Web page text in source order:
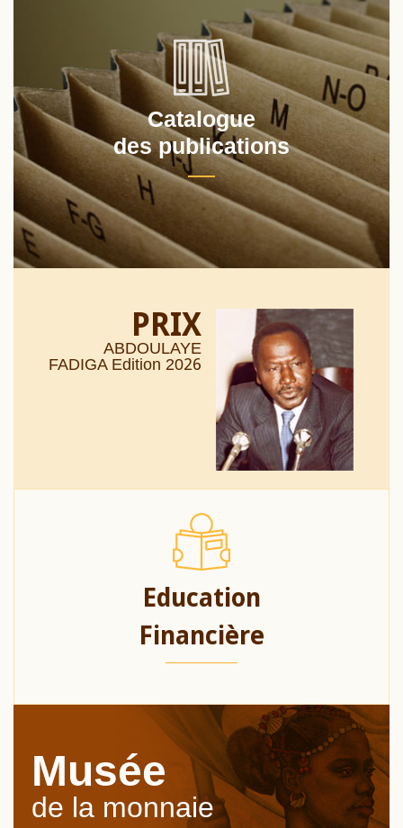
Catalogue
des publications
PRIX
ABDOULAYE
FADIGA Edition 2026
Education
Financière
Musée
de la monnaie